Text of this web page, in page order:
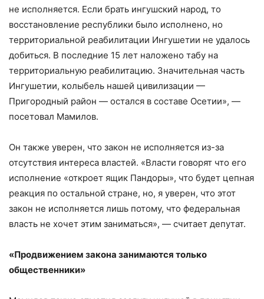
не исполняется. Если брать ингушский народ, то
восстановление республики было исполнено, но
территориальной реабилитации Ингушетии не удалось
добиться. В последние 15 лет наложено табу на
территориальную реабилитацию. Значительная часть
Ингушетии, колыбель нашей цивилизации —
Пригородный район — остался в составе Осетии», —
посетовал Мамилов.
Он также уверен, что закон не исполняется из-за
отсутствия интереса властей. «Власти говорят что его
исполнение «откроет ящик Пандоры», что будет цепная
реакция по остальной стране, но, я уверен, что этот
закон не исполняется лишь потому, что федеральная
власть не хочет этим заниматься», — считает депутат.
«Продвижением закона занимаются только
общественники»